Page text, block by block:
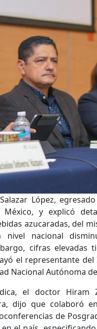
López,
y explicó
azucaradas, del
nacional
cifras elevadas
el representante
Nacional Autónoma
el doctor Hiram
dijo que colaboró
de